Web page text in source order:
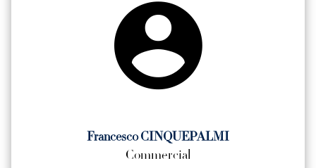
Francesco CINQUEPALMI
Commercial